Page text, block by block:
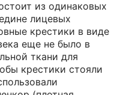
из одинаковых
лицевых
крестики в виде
еще не было в
ткани для
крестики стояли